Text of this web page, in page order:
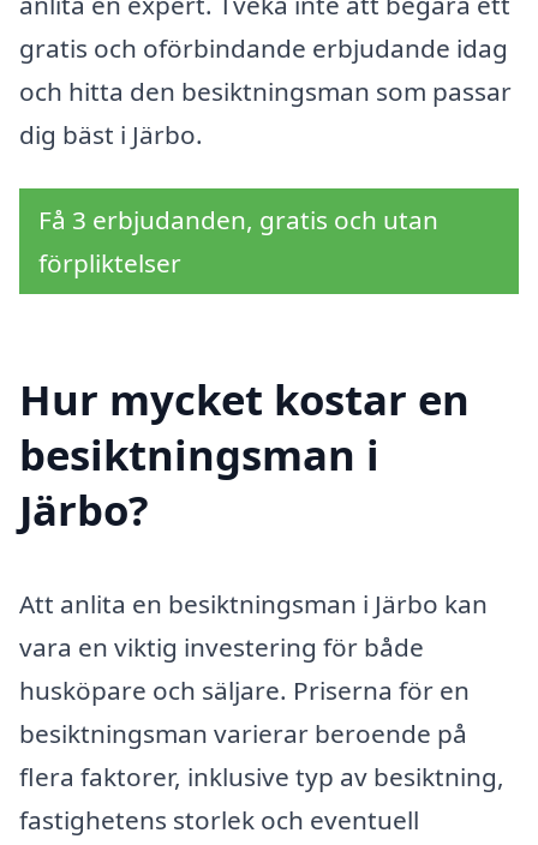
gratis och oförbindande erbjudande idag
och hitta den besiktningsman som passar
dig bäst i Järbo.
Få 3 erbjudanden, gratis och utan
förpliktelser
Hur mycket kostar en
besiktningsman i
Järbo?
Att anlita en besiktningsman i Järbo kan
vara en viktig investering för både
husköpare och säljare. Priserna för en
besiktningsman varierar beroende på
flera faktorer, inklusive typ av besiktning,
fastighetens storlek och eventuell